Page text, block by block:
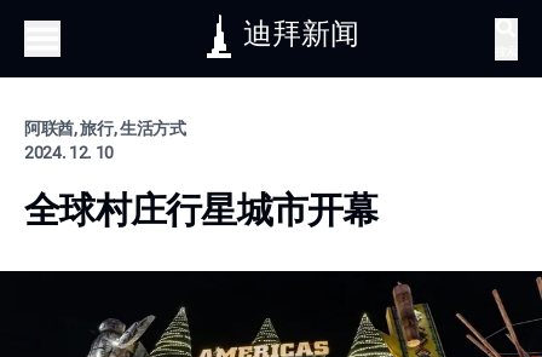
迪拜新闻
阿联酋, 旅行, 生活方式
2024. 12. 10
全球村庄行星城市开幕